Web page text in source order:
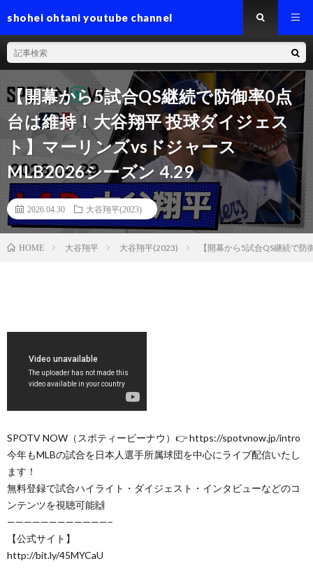
shohei ohtani youtube channel
【開幕から5試合QS継続で防御率0点
台は維持！大谷翔平 投球ダイジェス
ト】マーリンズvsドジャース
MLB2026シーズン 4.29
2026.04.30 大谷翔平(2023)
HOME 大谷翔平 大谷翔平(2023) 【開幕から5試合QS継続で
SPOTV NOW（スポティービーナウ）👉 https://spotvnow.jp/intro
今年もMLBの試合を日本人選手所属球団を中心にライブ配信いたし
ます！
無料登録で試合ハイライト・ダイジェスト・インタビューなどのコ
ンテンツを視聴可能🙌
————————————–
【公式サイト】
http://bit.ly/45MYCaU